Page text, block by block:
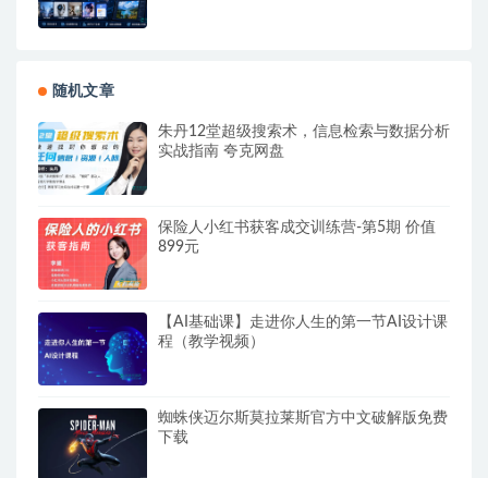
随机文章
朱丹12堂超级搜索术，信息检索与数据分析
实战指南 夸克网盘
保险人小红书获客成交训练营-第5期 价值
899元
【AI基础课】走进你人生的第一节AI设计课
程（教学视频）
蜘蛛侠迈尔斯莫拉莱斯官方中文破解版免费
下载